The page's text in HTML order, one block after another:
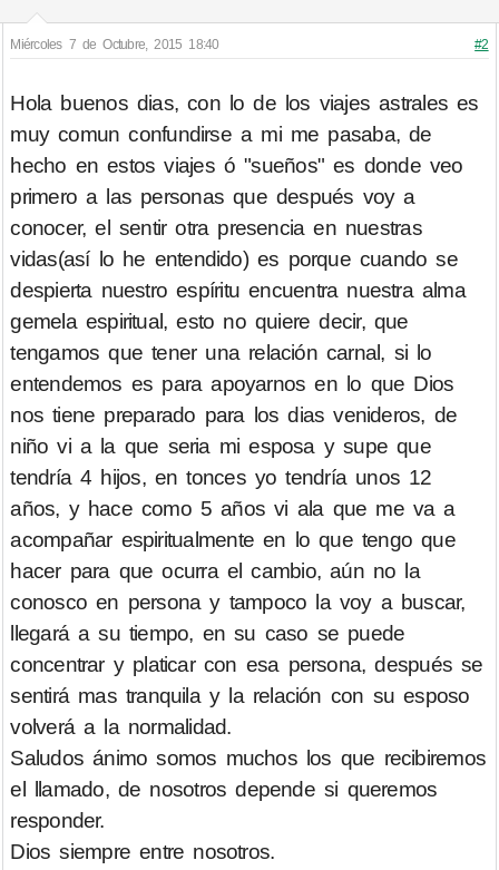
Miércoles 7 de Octubre, 2015 18:40 #2
Hola buenos dias, con lo de los viajes astrales es
muy comun confundirse a mi me pasaba, de
hecho en estos viajes ó "sueños" es donde veo
primero a las personas que después voy a
conocer, el sentir otra presencia en nuestras
vidas(así lo he entendido) es porque cuando se
despierta nuestro espíritu encuentra nuestra alma
gemela espiritual, esto no quiere decir, que
tengamos que tener una relación carnal, si lo
entendemos es para apoyarnos en lo que Dios
nos tiene preparado para los dias venideros, de
niño vi a la que seria mi esposa y supe que
tendría 4 hijos, en tonces yo tendría unos 12
años, y hace como 5 años vi ala que me va a
acompañar espiritualmente en lo que tengo que
hacer para que ocurra el cambio, aún no la
conosco en persona y tampoco la voy a buscar,
llegará a su tiempo, en su caso se puede
concentrar y platicar con esa persona, después se
sentirá mas tranquila y la relación con su esposo
volverá a la normalidad.
Saludos ánimo somos muchos los que recibiremos
el llamado, de nosotros depende si queremos
responder.
Dios siempre entre nosotros.